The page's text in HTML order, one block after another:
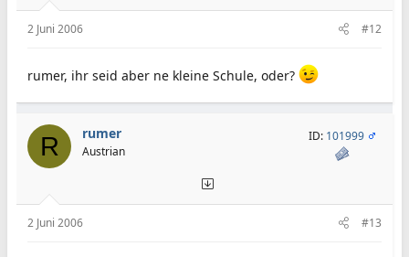
2 Juni 2006 #12
rumer, ihr seid aber ne kleine Schule, oder?
R rumer
Austrian
ID: 101999
2 Juni 2006 #13